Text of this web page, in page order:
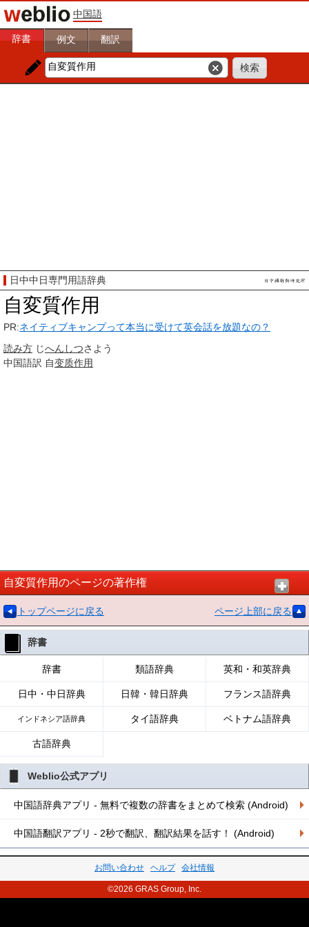
中国語
辞書 例文 翻訳
日中中日専門用語辞典
自変質作用
PR:ネイティブキャンプって本当に受けて英会話を放題なの？
読み方 じへんしつさよう
中国語訳 自变质作用
自変質作用のページの著作権
トップページに戻る ページ上部に戻る
辞書
辞書 類語辞典 英和・和英辞典
日中・中日辞典 日韓・韓日辞典 フランス語辞典
インドネシア語辞典 タイ語辞典 ベトナム語辞典
古語辞典
Weblio公式アプリ
中国語辞典アプリ - 無料で複数の辞書をまとめて検索 (Android)
中国語翻訳アプリ - 2秒で翻訳、翻訳結果を話す！ (Android)
お問い合わせ ヘルプ 会社情報
©2026 GRAS Group, Inc.